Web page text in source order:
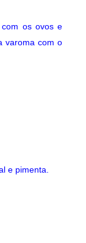
com os ovos e
varoma com o
e pimenta.